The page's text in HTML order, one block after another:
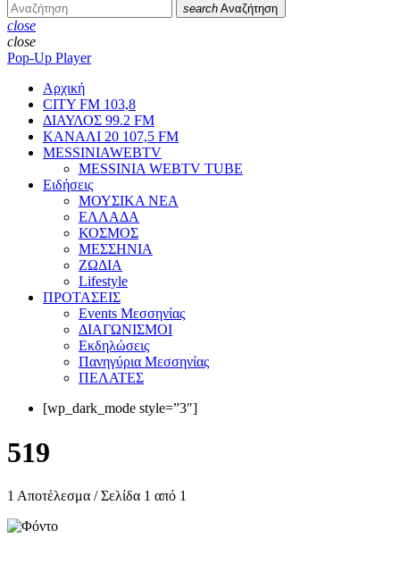
search Αναζήτηση
close
close
Pop-Up Player
Αρχική
CITY FM 103,8
ΔΙΑΥΛΟΣ 99.2 FM
ΚΑΝΑΛΙ 20 107,5 FM
MESSINIAWEBTV
MESSINIA WEBTV TUBE
Eιδήσεις
ΜΟΥΣΙΚΑ ΝΕΑ
ΕΛΛΑΔΑ
ΚΟΣΜΟΣ
ΜΕΣΣΗΝΙΑ
ΖΩΔΙΑ
Lifestyle
ΠΡΟΤΑΣΕΙΣ
Events Μεσσηνίας
ΔΙΑΓΩΝΙΣΜΟΙ
Εκδηλώσεις
Πανηγύρια Μεσσηνίας
ΠΕΛΑΤΕΣ
[wp_dark_mode style=”3″]
519
1 Αποτέλεσμα / Σελίδα 1 από 1